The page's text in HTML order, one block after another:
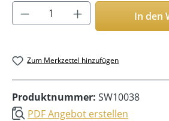
Produkt Anzahl: GibIn den
Zum Merkzettel hinzufügen
Produktnummer: SW10038
PDF Angebot erstellen